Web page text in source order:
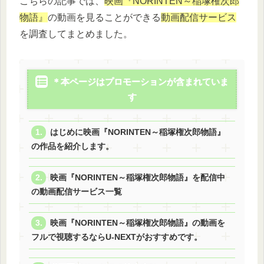
物語』 の動画を見ることができる動画配信サービス
を調査してまとめました。
＊本ページはプロモーションが含まれていま
す
はじめに映画『NORINTEN～稲塚権次郎物語』
の作品を紹介します。
映画『NORINTEN～稲塚権次郎物語』を配信中
の動画配信サービス一覧
映画『NORINTEN～稲塚権次郎物語』の動画を
フルで視聴するならU-NEXTがおすすめです。